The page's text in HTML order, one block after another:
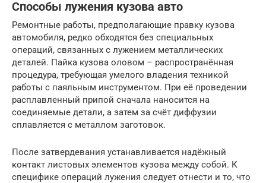
Способы лужения кузова авто
Ремонтные работы, предполагающие правку кузова
автомобиля, редко обходятся без специальных
операций, связанных с лужением металлических
деталей. Пайка кузова оловом – распространённая
процедура, требующая умелого владения техникой
работы с паяльным инструментом. При её проведении
расплавленный припой сначала наносится на
соединяемые детали, а затем за счёт диффузии
сплавляется с металлом заготовок.
После затвердевания устанавливается надёжный
контакт листовых элементов кузова между собой. К
специфике операций лужения следует отнести и то, что